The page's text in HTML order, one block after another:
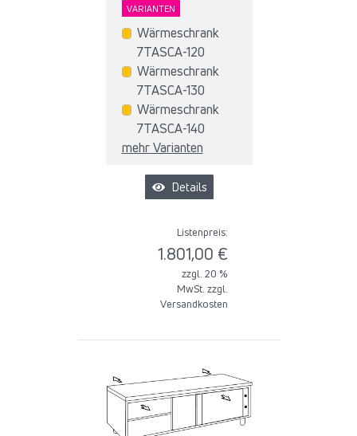
VARIANTEN
Wärmeschrank
7TASCA-120
Wärmeschrank
7TASCA-130
Wärmeschrank
7TASCA-140
mehr Varianten
Details
Listenpreis:
1.801,00 €
zzgl. 20 %
MwSt. zzgl.
Versandkosten